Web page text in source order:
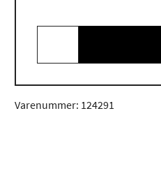
Varenummer: 124291